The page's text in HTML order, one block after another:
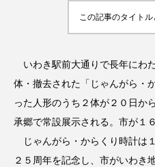
この記事のタイト
いわき駅前大通りで長年にわ
体・撤去された「じゃんがら・
った人形のうち２体が２０日か
承郷で常設展示される。市が１
じゃんがら・からくり時計は
２５周年を記念し、市がいわき